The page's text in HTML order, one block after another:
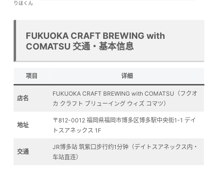
りほくん
FUKUOKA CRAFT BREWING with
COMATSU 交通・基本信息
项目 详细
店名
FUKUOKA CRAFT BREWING with COMATSU（フクオ
カ クラフト ブリューイング ウィズ コマツ）
地址
〒812-0012 福岡県福岡市博多区博多駅中央街1-1 デイ
トスアネックス 1F
交通
JR博多站 筑紫口步行约1分钟（デイトスアネックス内・
车站直连）